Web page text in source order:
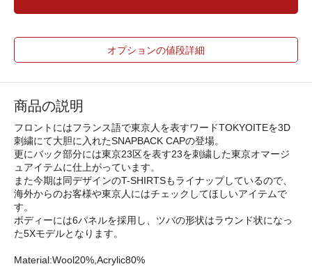
オプションの値段詳細
商品の説明
フロントにはフランス語で東京人を表すワードTOKYOITEを3D
刺繍にて大胆に入れたSNAPBACK CAPの登場。
更にバック部分には東京23区を表す23を刺繍した東京オマージ
ュアイテムに仕上がっています。
また今期は同デザインのT-SHIRTSもライナップしているので、
海外からのお客様や東京人にはチェックしてほしいアイテムで
す。
ボディーには6パネルを採用し、ツバの形状はラウンド状になっ
た5Xモデルとなります。
Material:Wool20%,Acrylic80%